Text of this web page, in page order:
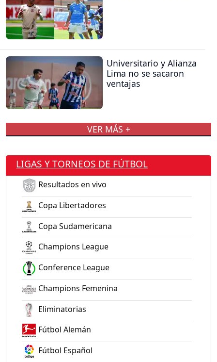
Universitario y Alianza
Lima no se sacaron
ventajas
VER MÁS +
LIGAS Y TORNEOS DE FÚTBOL
Resultados en vivo
Copa Libertadores
Copa Sudamericana
Champions League
Conference League
Champions Femenina
Eliminatorias
Fútbol Alemán
Fútbol Español